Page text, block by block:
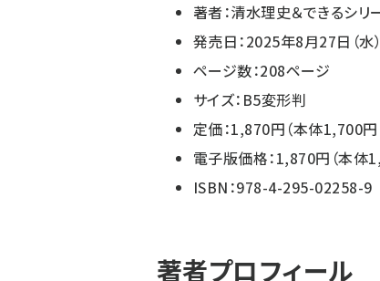
著者：清水理史＆できるシリ
発売日：2025年8月27日（水）
ページ数：208ページ
サイズ：B5変形判
定価：1,870円（本体1,700円
電子版価格：1,870円（本
ISBN：978-4-295-02258-9
著者プロフィール